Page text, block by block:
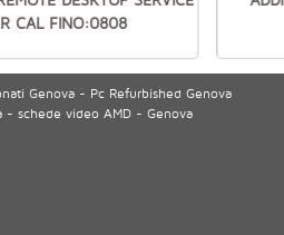
CAL FINO:0808
Genova - Pc Refurbished Genova
schede video AMD - Genova